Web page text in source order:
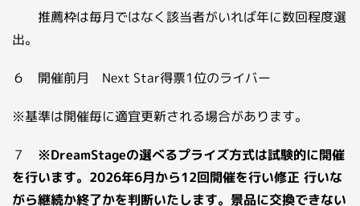
推薦枠は毎月ではなく該当者がいれば年に数回程度選
出。
６ 開催前月 Next Star得票1位のライバー
※基準は開催毎に適宜更新される場合があります。
７ ※DreamStageの選べるプライズ方式は試験的に開催
を行います。2026年6月から12回開催を行い修正 行いな
がら継続か終了かを判断いたします。景品に交換できない